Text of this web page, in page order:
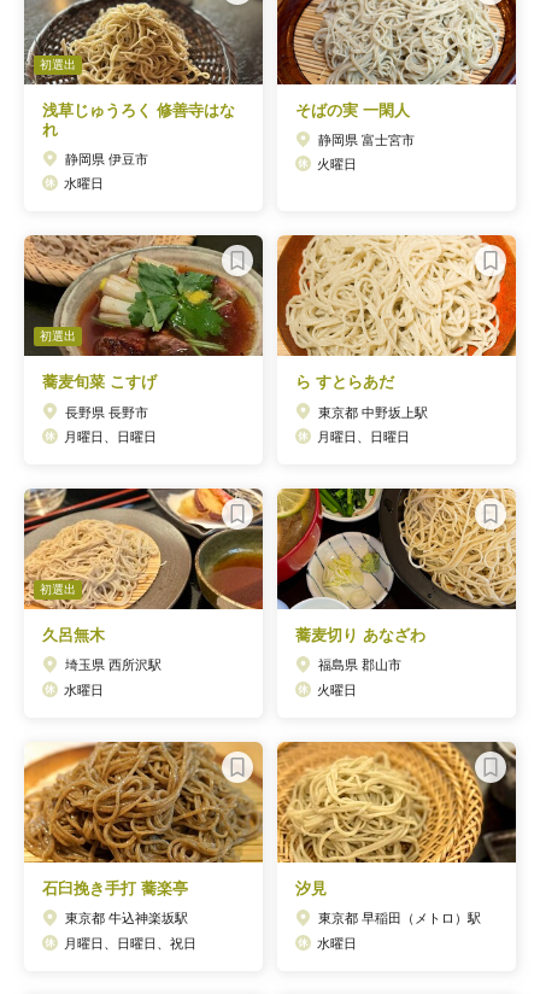
初選出
浅草じゅうろく 修善寺はな
れ
静岡県 伊豆市
水曜日
そばの実 一閑人
静岡県 富士宮市
火曜日
初選出
蕎麦旬菜 こすげ
長野県 長野市
月曜日、日曜日
ら すとらあだ
東京都 中野坂上駅
月曜日、日曜日
初選出
久呂無木
埼玉県 西所沢駅
水曜日
蕎麦切り あなざわ
福島県 郡山市
火曜日
石臼挽き手打 蕎楽亭
東京都 牛込神楽坂駅
月曜日、日曜日、祝日
汐見
東京都 早稲田（メトロ）駅
水曜日